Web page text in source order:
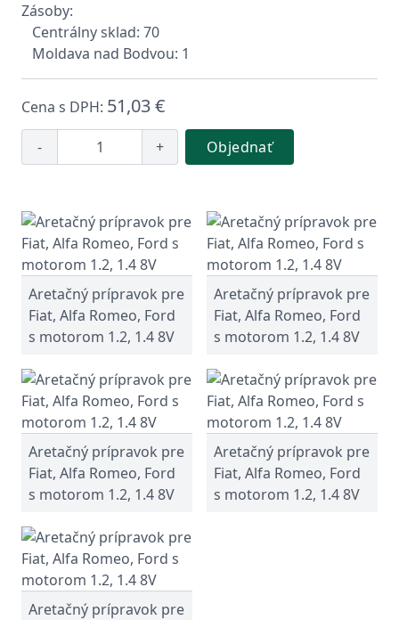
Zásoby:
Centrálny sklad: 70
Moldava nad Bodvou: 1
Cena s DPH: 51,03 €
- + Objednať
Aretačný prípravok pre
Fiat, Alfa Romeo, Ford
s motorom 1.2, 1.4 8V
Aretačný prípravok pre
Fiat, Alfa Romeo, Ford
s motorom 1.2, 1.4 8V
Aretačný prípravok pre
Fiat, Alfa Romeo, Ford
s motorom 1.2, 1.4 8V
Aretačný prípravok pre
Fiat, Alfa Romeo, Ford
s motorom 1.2, 1.4 8V
Aretačný prípravok pre